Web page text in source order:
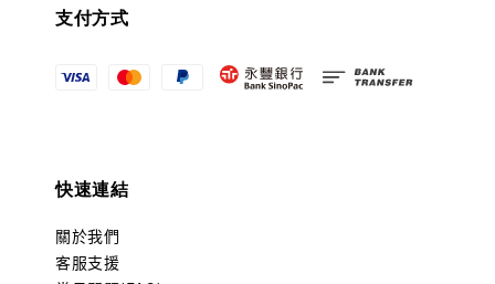
支付方式
快速連結
關於我們
客服支援